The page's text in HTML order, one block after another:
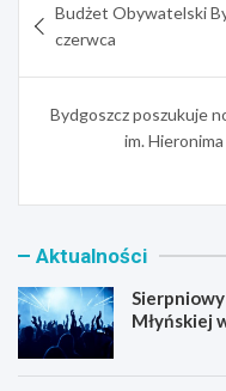
wpisu
Budżet Obywatelski
czerwca
Bydgoszcz poszukuje
im.
Aktualności
Młyńskiej